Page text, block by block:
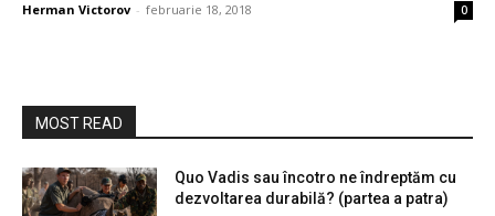
Herman Victorov - februarie 18, 2018 0
MOST READ
Quo Vadis sau încotro ne îndreptăm cu
dezvoltarea durabilă? (partea a patra)